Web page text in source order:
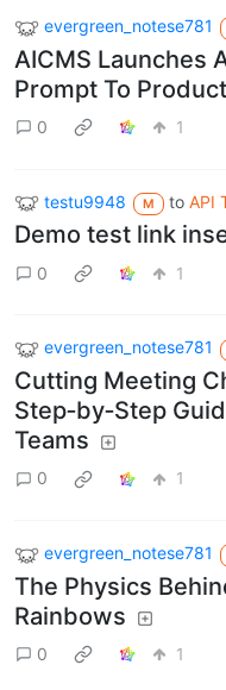
evergreen_notese781
AICMS Launches
Prompt To
0 1
testu9948 M to API
Demo test link
0 1
evergreen_notese781
Cutting Meeting
Step‑by‑Step
Teams
0 1
evergreen_notese781
The Physics
Rainbows
0 1